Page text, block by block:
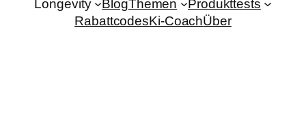
Longevity BlogThemen
Produkttests
RabattcodesKi-CoachÜber